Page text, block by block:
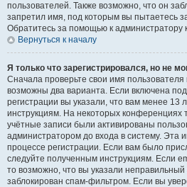
пользователей. Также возможно, что он
запретил имя, под которым вы пытаетесь
Обратитесь за помощью к администратору
Вернуться к началу
Я только что зарегистрировался, но не
Сначала проверьте свои имя
возможны два варианта. Если включена
регистрации вы указали, что вам менее 13
инструкциям. На некоторых конференциях
учётные записи были активированы
администратором до входа в систему. Эта
процессе регистрации. Если вам было
следуйте полученным инструкциям. Если
то возможно, что вы указали
заблокирован спам-фильтром. Если вы